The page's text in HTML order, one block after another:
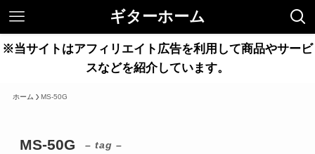
ギターホーム
※当サイトはアフィリエイト広告を利用して商品やサービ
スなどを紹介しています。
ホーム MS-50G
MS-50G – tag –